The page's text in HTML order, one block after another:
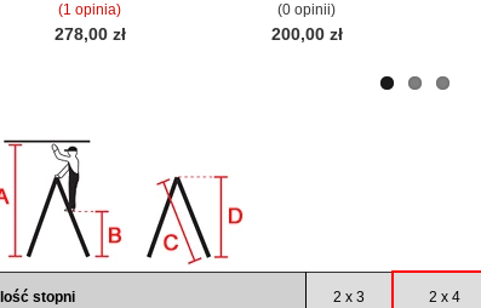
(1 opinia)
278,00 zł
(0 opinii)
200,00 zł
stopni 2 x 3 2 x 4